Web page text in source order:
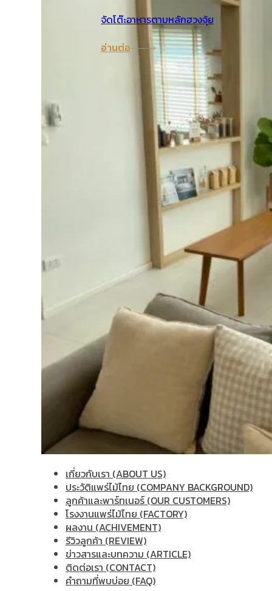
จัดโต๊ะอาหารตามหลักฮวงจุ้ย
อ่านต่อ
เกี่ยวกับเรา (ABOUT US)
ประวัติแพร่ไม้ไทย (COMPANY BACKGROUND)
ลูกค้าและพาร์ทเนอร์ (OUR CUSTOMERS)
โรงงานแพร่ไม้ไทย (FACTORY)
ผลงาน (ACHIVEMENT)
รีวิวลูกค้า (REVIEW)
ข่าวสารและบทความ (ARTICLE)
ติดต่อเรา (CONTACT)
คำถามที่พบบ่อย (FAQ)